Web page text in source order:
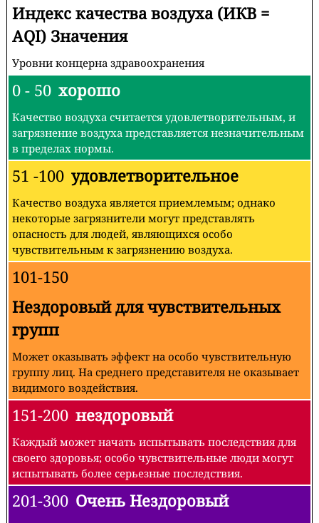
Индекс качества воздуха (ИКВ =
AQI) Значения
Уровни концерна здравоохранения
0 - 50 хорошо
Качество воздуха считается удовлетворительным, и
загрязнение воздуха представляется незначительным
в пределах нормы.
51 -100 удовлетворительное
Качество воздуха является приемлемым; однако
некоторые загрязнители могут представлять
опасность для людей, являющихся особо
чувствительным к загрязнению воздуха.
101-150
Нездоровый для чувствительных
групп
Может оказывать эффект на особо чувствительную
группу лиц. На среднего представителя не оказывает
видимого воздействия.
151-200 нездоровый
Каждый может начать испытывать последствия для
своего здоровья; особо чувствительные люди могут
испытывать более серьезные последствия.
201-300 Очень Нездоровый